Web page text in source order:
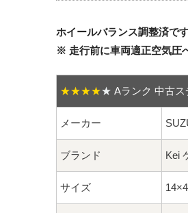
ホイールバランス調整済で
※ 走行前に車両適正空気圧
★★★★★ Aランク 中古
メーカー
ブランド Kei
サイズ